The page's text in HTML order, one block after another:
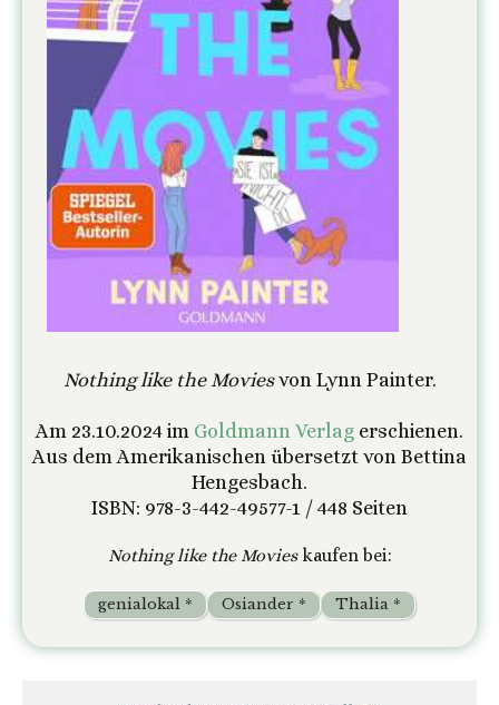
Nothing like the Moviesvon Lynn Painter.
Am 23.10.2024 im Goldmann Verlag erschienen.
Aus dem Amerikanischen übersetzt von Bettina
Hengesbach.
ISBN: 978-3-442-49577-1 / 448 Seiten
Nothing like the Movieskaufen bei:
Thalia *
Osiander *
genialokal *